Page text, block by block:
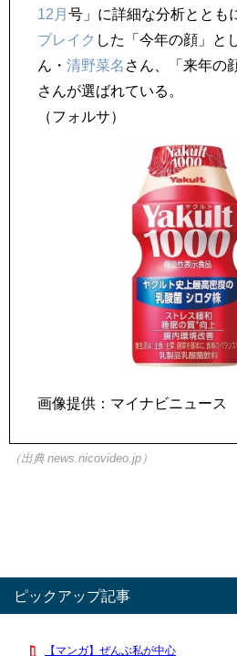
12月 号」に詳細な分析ととも
ブレイク した「今年の顔」と
ん・ 清野菜名 さん、「来年の
さんが選ばれている。
（フォルサ）
画像提供：マイナビニュース
（出典 news.nicovideo.jp）
ピックアップ記事